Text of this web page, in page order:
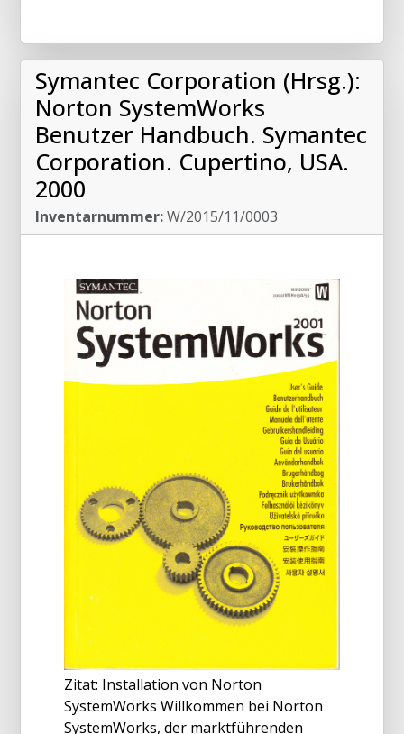
Symantec Corporation (Hrsg.):
Norton SystemWorks
Benutzer Handbuch. Symantec
Corporation. Cupertino, USA.
2000
Inventarnummer:W/2015/11/0003
Zitat: Installation von Norton
SystemWorks Willkommen bei Norton
SystemWorks, der marktführenden